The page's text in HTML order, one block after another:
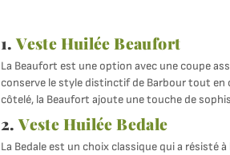
1.Veste Huilée Beaufort
La Beaufort est une option avec une coupe
conserve le style distinctif de Barbour tout
côtelé, la Beaufort ajoute une touche de
2.Veste Huilée Bedale
La Bedale est un choix classique qui a résisté